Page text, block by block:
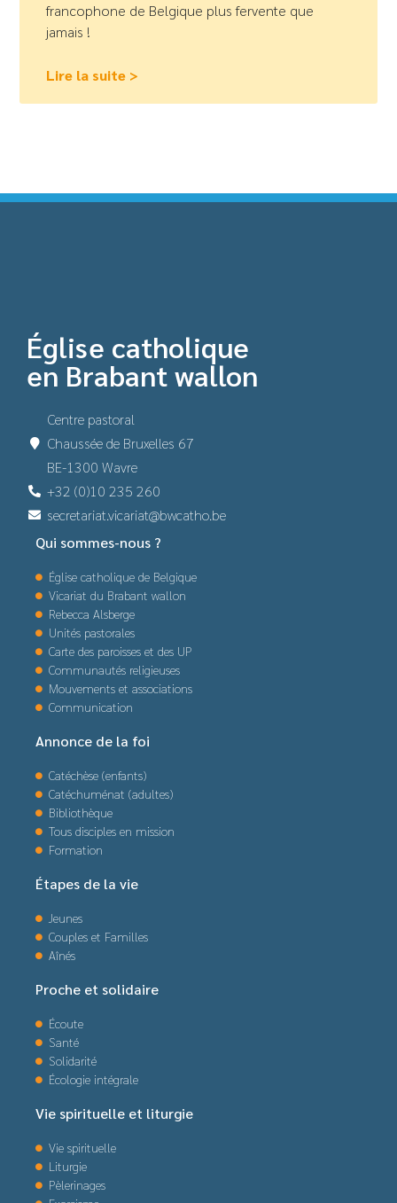
francophone de Belgique plus fervente que
jamais !
Lire la suite >
Église catholique
en Brabant wallon
Centre pastoral
Chaussée de Bruxelles 67
BE-1300 Wavre
+32 (0)10 235 260
secretariat.vicariat@bwcatho.be
Qui sommes-nous ?
Église catholique de Belgique
Vicariat du Brabant wallon
Rebecca Alsberge
Unités pastorales
Carte des paroisses et des UP
Communautés religieuses
Mouvements et associations
Communication
Annonce de la foi
Catéchèse (enfants)
Catéchuménat (adultes)
Bibliothèque
Tous disciples en mission
Formation
Étapes de la vie
Jeunes
Couples et Familles
Aînés
Proche et solidaire
Écoute
Santé
Solidarité
Écologie intégrale
Vie spirituelle et liturgie
Vie spirituelle
Liturgie
Pèlerinages